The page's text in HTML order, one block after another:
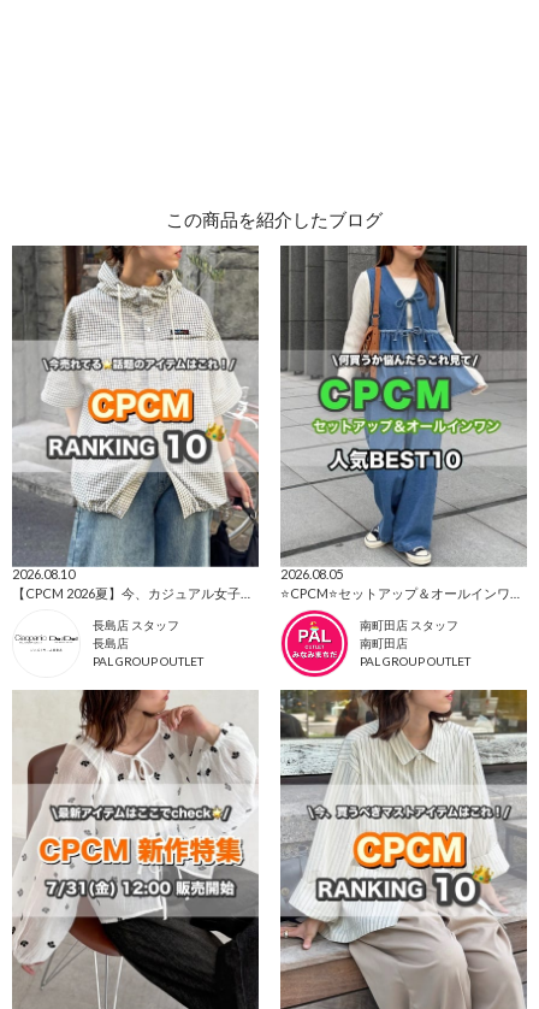
この商品を紹介したブログ
2026.08.10
長島店 スタッフ
長島店
PAL GROUP OUTLET
2026.08.05
南町田店 スタッフ
南町田店
PAL GROUP OUTLET